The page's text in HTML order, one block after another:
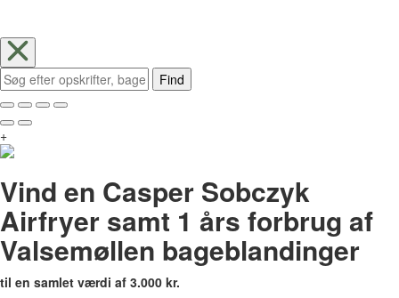
Find
+
Vind en Casper Sobczyk
Airfryer samt 1 års forbrug af
Valsemøllen bageblandinger
til en samlet værdi af 3.000 kr.